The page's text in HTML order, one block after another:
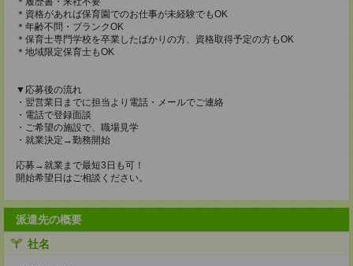
＊資格があれば保育園でのお仕事が未経験でもOK
＊年齢不問・ブランクOK
＊保育士専門学校を卒業したばかりの方、資格取得予定の方もOK
＊地域限定保育士もOK
▼応募後の流れ
・翌営業日までに担当より電話・メールでご連絡
・電話で登録面談
・ご希望の施設で、職場見学
・就業決定→勤務開始
応募→就業まで最短3日も可！
開始希望日はご相談ください。
派遣先の概要
社名